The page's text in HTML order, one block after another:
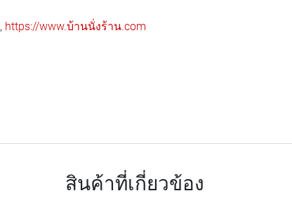
, https://www.บ้านนั่งร้าน.com
สินค้าที่เกี่ยวข้อง